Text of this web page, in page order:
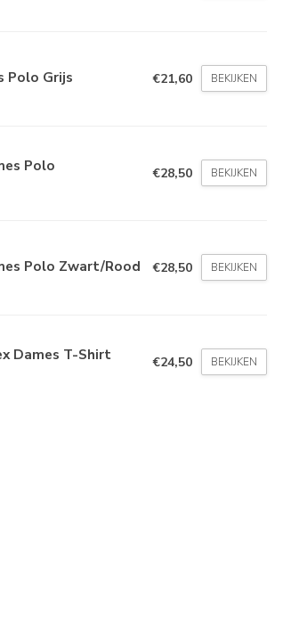
Polo Grijs €21,60 BEKIJKEN
Polo €28,50 BEKIJKEN
Polo Zwart/Rood €28,50 BEKIJKEN
Dames T-Shirt €24,50 BEKIJKEN